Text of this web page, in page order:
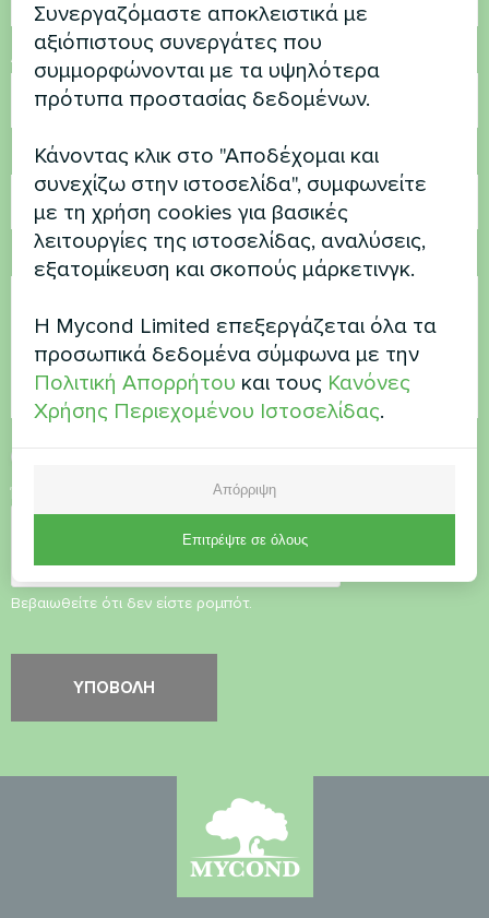
Αριθμός τηλεφώνου
Ηλεκτρονικό ταχυδρομείο
Σχόλιο
Έλεγχος ασφαλείας
Βεβαιωθείτε ότι δεν είστε ρομπότ.
Συνεργαζόμαστε αποκλειστικά με
αξιόπιστους συνεργάτες που
συμμορφώνονται με τα υψηλότερα
πρότυπα προστασίας δεδομένων.
Κάνοντας κλικ στο "Αποδέχομαι και
συνεχίζω στην ιστοσελίδα", συμφωνείτε
με τη χρήση cookies για βασικές
λειτουργίες της ιστοσελίδας, αναλύσεις,
εξατομίκευση και σκοπούς μάρκετινγκ.
Η Mycond Limited επεξεργάζεται όλα τα
προσωπικά δεδομένα σύμφωνα με την
Πολιτική Απορρήτου και τους Κανόνες
Χρήσης Περιεχομένου Ιστοσελίδας.
Απόρριψη
Επιτρέψτε σε όλους